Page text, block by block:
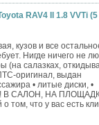
RAV4 II 1.8 VVTi
кузов и все
Нигде ничего не
(на салазках,
оригинал, выдан
• литые диски, •
В САЛОН, НА
что у вас есть